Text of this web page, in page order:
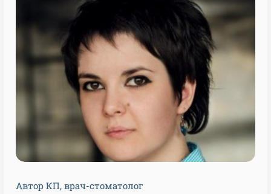
Автор КП, врач-стоматолог